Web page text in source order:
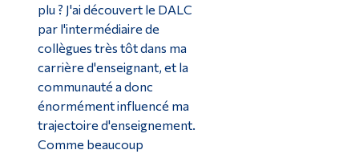
plu ? J'ai découvert le DALC
par l'intermédiaire de
collègues très tôt dans ma
carrière d'enseignant, et la
communauté a donc
énormément influencé ma
trajectoire d'enseignement.
Comme beaucoup